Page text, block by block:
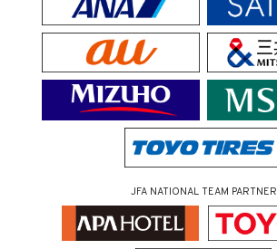
JFA NATIONAL TEAM PARTNER